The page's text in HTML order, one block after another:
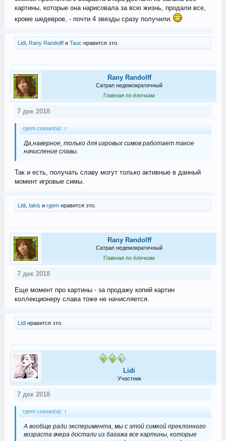
картины, которые она нарисовала за всю жизнь, продали все,
кроме шедевров, - почти 4 звезды сразу получили.
Lidi, Rany Randolffи Tauc нравится это.
Rany Randolff
Сатрап недемократичный
Главная по ёлочкам
7 дек 2018
rgem сказал(а): ↑
Да,наверное, только для игровых симов работает такое
начисление славы.
Так и есть, получать славу могут только активные в данный
момент игровые симы.
Lidi, takis и rgemнравится это.
Rany Randolff
Сатрап недемократичный
Главная по ёлочкам
7 дек 2018
Еще момент про картины - за продажу копий картин
коллекционеру слава тоже не начисляется.
Lidiнравится это.
Lidi
Участник
7 дек 2018
rgem сказал(а): ↑
А вообще ради эксперимента, мы с этой симкой преклонного
возраста вчера достали из багажа все картины, которые